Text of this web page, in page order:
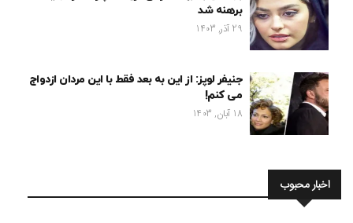
برهنه شد
29 آذر, 1403
جنیفر لوپز: از این به بعد فقط با این مردان ازدواج
می کنم!
18 آبان, 1403
اخبار محبوب